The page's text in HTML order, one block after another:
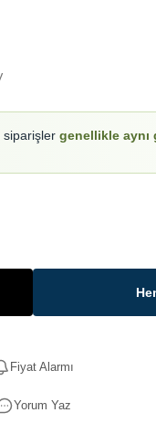
siparişler genellikle aynı
Fiyat Alarmı
Yorum Yaz